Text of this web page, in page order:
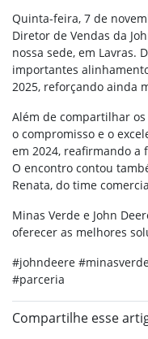
Quinta-feira, 7 de
Diretor de Vendas da
nossa sede, em Lavras.
importantes
2025, reforçando ainda
Além de compartilhar
o compromisso e o
em 2024, reafirmando a
O encontro contou
Renata, do time
Minas Verde e John
oferecer as melhores
#johndeere
#parceria
Compartilhe esse